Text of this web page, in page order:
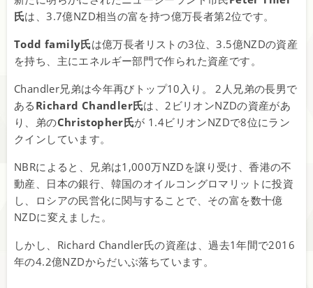
氏は、3.7億NZD相当の富を持つ億万長者第2位です。
Todd family氏は億万長者リストの3位、3.5億NZDの資産
を持ち、主にエネルギー部門で作られた資産です。
Chandler兄弟は今年再びトップ10入り。 2人兄弟の長男で
ある Richard Chandler氏は、2ビリオンNZDの資産があ
り、弟のChristopher氏が 1.4ビリオンNZDで8位にラン
クインしています。
NBRによると、兄弟は1,000万NZDを譲り受け、香港の不
動産、日本の銀行、韓国のオイルコングロマリットに投資
し、ロシアの民営化に関与することで、その富を数十億
NZDに変えました。
しかし、Richard Chandler氏の資産は、過去1年間で2016
年の4.2億NZDからだいぶ落ちています。